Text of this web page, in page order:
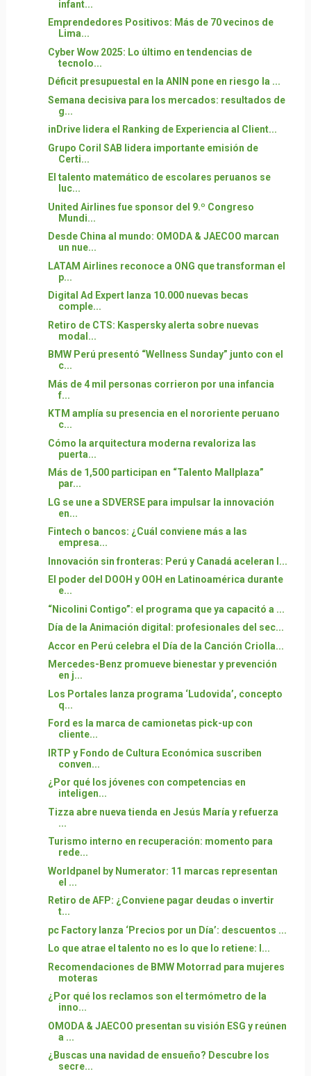
infant...
Emprendedores Positivos: Más de 70 vecinos de
Lima...
Cyber Wow 2025: Lo último en tendencias de
tecnolo...
Déficit presupuestal en la ANIN pone en riesgo la ...
Semana decisiva para los mercados: resultados de
g...
inDrive lidera el Ranking de Experiencia al Client...
Grupo Coril SAB lidera importante emisión de
Certi...
El talento matemático de escolares peruanos se
luc...
United Airlines fue sponsor del 9.º Congreso
Mundi...
Desde China al mundo: OMODA & JAECOO marcan
un nue...
LATAM Airlines reconoce a ONG que transforman el
p...
Digital Ad Expert lanza 10.000 nuevas becas
comple...
Retiro de CTS: Kaspersky alerta sobre nuevas
modal...
BMW Perú presentó “Wellness Sunday” junto con el
c...
Más de 4 mil personas corrieron por una infancia
f...
KTM amplía su presencia en el nororiente peruano
c...
Cómo la arquitectura moderna revaloriza las
puerta...
Más de 1,500 participan en “Talento Mallplaza”
par...
LG se une a SDVERSE para impulsar la innovación
en...
Fintech o bancos: ¿Cuál conviene más a las
empresa...
Innovación sin fronteras: Perú y Canadá aceleran l...
El poder del DOOH y OOH en Latinoamérica durante
e...
“Nicolini Contigo”: el programa que ya capacitó a ...
Día de la Animación digital: profesionales del sec...
Accor en Perú celebra el Día de la Canción Criolla...
Mercedes-Benz promueve bienestar y prevención
en j...
Los Portales lanza programa ‘Ludovida’, concepto
q...
Ford es la marca de camionetas pick-up con
cliente...
IRTP y Fondo de Cultura Económica suscriben
conven...
¿Por qué los jóvenes con competencias en
inteligen...
Tizza abre nueva tienda en Jesús María y refuerza
...
Turismo interno en recuperación: momento para
rede...
Worldpanel by Numerator: 11 marcas representan
el ...
Retiro de AFP: ¿Conviene pagar deudas o invertir
t...
pc Factory lanza ‘Precios por un Día’: descuentos ...
Lo que atrae el talento no es lo que lo retiene: l...
Recomendaciones de BMW Motorrad para mujeres
moteras
¿Por qué los reclamos son el termómetro de la
inno...
OMODA & JAECOO presentan su visión ESG y reúnen
a ...
¿Buscas una navidad de ensueño? Descubre los
secre...